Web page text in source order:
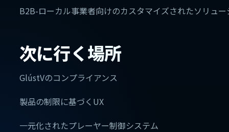
B2B-ローカル事業者向けのカスタマイズされたソリュ
次に行く場所
GlústVのコンプライアンス
製品の制限に基づくUX
一元化されたプレーヤー制御システム